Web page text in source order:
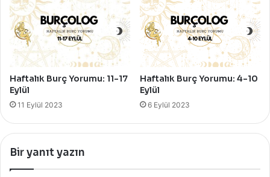
Haftalık Burç Yorumu: 11-17
Eylül
11 Eylül 2023
Haftalık Burç Yorumu: 4-10
Eylül
6 Eylül 2023
Bir yanıt yazın